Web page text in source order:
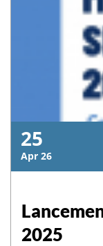
25
Apr 26
2025